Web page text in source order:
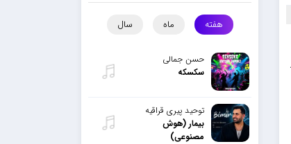
هفته ماه سال
حسن جمالی
سکسکه
توحید پیری قراقیه
بیمار (هوش
مصنوعی)